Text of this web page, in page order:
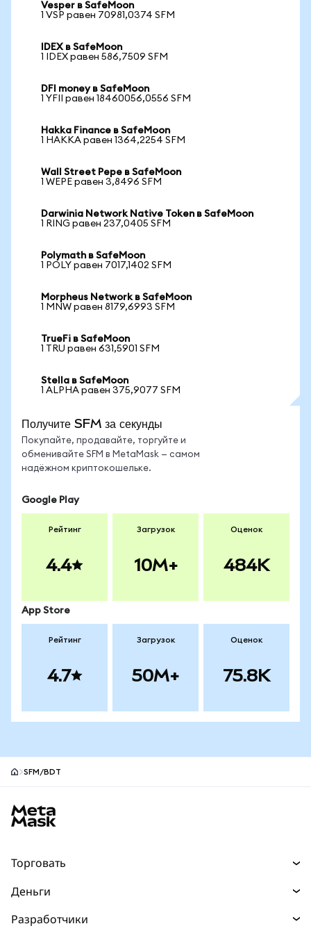
Vesper в SafeMoon
1 VSP равен 70981,0374 SFM
IDEX в SafeMoon
1 IDEX равен 586,7509 SFM
DFI money в SafeMoon
1 YFII равен 18460056,0556 SFM
Hakka Finance в SafeMoon
1 HAKKA равен 1364,2254 SFM
Wall Street Pepe в SafeMoon
1 WEPE равен 3,8496 SFM
Darwinia Network Native Token в SafeMoon
1 RING равен 237,0405 SFM
Polymath в SafeMoon
1 POLY равен 7017,1402 SFM
Morpheus Network в SafeMoon
1 MNW равен 8179,6993 SFM
TrueFi в SafeMoon
1 TRU равен 631,5901 SFM
Stella в SafeMoon
1 ALPHA равен 375,9077 SFM
Получите SFM за секунды
Покупайте, продавайте, торгуйте и
обменивайте SFM в MetaMask — самом
надёжном криптокошельке.
Google Play
Рейтинг
4.4
Загрузок
10M+
Оценок
484K
App Store
Рейтинг
4.7
Загрузок
50M+
Оценок
75.8K
SFM/BDT
Торговать
Прогнозы
Деньги
Разработчики